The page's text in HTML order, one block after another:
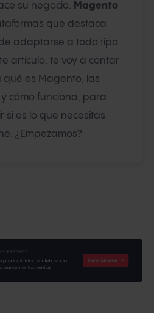
su negocio. Magento
que destaca
adaptarse a todo tipo
artículo, te voy a contar
qué es Magento, las
cómo funciona, para
si es lo que necesitas
¿Empezamos?